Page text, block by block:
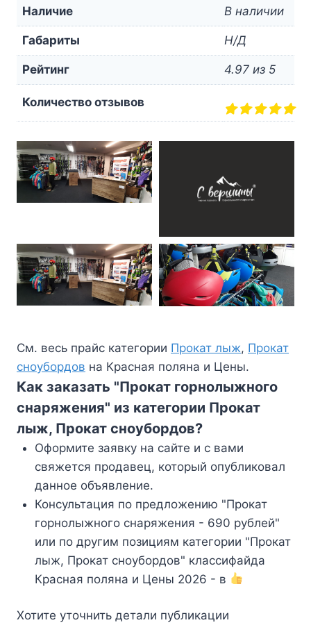
Наличие В наличии
Габариты Н/Д
Рейтинг 4.97 из 5
Количество отзывов
См. весь прайс категории Прокат лыж, Прокат
сноубордов на Красная поляна и Цены.
Как заказать "Прокат горнолыжного
снаряжения" из категории Прокат
лыж, Прокат сноубордов?
Оформите заявку на сайте и с вами
свяжется продавец, который опубликовал
данное объявление.
Консультация по предложению "Прокат
горнолыжного снаряжения - 690 рублей"
или по другим позициям категории "Прокат
лыж, Прокат сноубордов" классифайда
Красная поляна и Цены 2026 - в
Хотите уточнить детали публикации